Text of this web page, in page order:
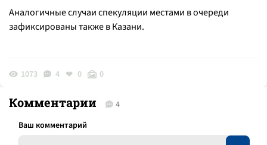
Аналогичные случаи спекуляции местами в очереди
зафиксированы также в Казани.
1073 4 0 0
Комментарии 4